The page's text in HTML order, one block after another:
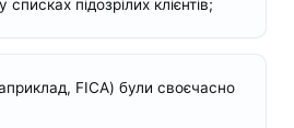
підозрілих клієнтів;
FICA) були своєчасно